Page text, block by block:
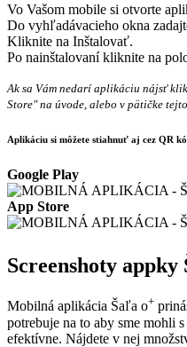
Vo Vašom mobile si otvorte
Do vyhľadávacieho okna
Kliknite na Inštalovať.
Po nainštalovaní kliknite na
Ak sa Vám nedarí aplikáciu nájsť
Store" na úvode, alebo v pätičke
Aplikáciu si môžete stiahnuť aj cez QR
Google Play
App Store
Screenshoty appky
Mobilná aplikácia Šaľa o+
potrebuje na to aby sme mohli
efektívne. Nájdete v nej